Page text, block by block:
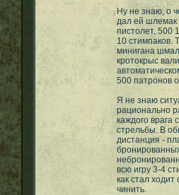
Ну не знаю, о
дал ей шлемак
пистолет, 500
10 стимпаков.
минигана
кротокрыс
500 патронов
Я не знаю
рационально
каждого врага
стрельбы. В
дистанция -
всю игру 3-4
как стал
чинить.